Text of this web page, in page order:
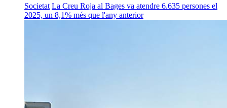
Societat La Creu Roja al Bages va atendre 6.635 persones el
2025, un 8,1% més que l'any anterior